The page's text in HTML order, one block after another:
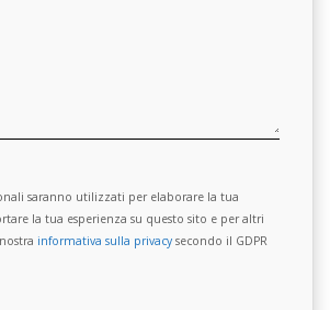
saranno utilizzati per elaborare la tua
la tua esperienza su questo sito e per altri
informativa sulla privacy secondo il GDPR